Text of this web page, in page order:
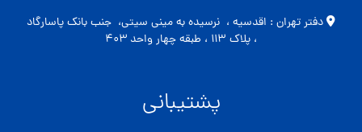
دفتر تهران : اقدسیه ، نرسیده به مینی سیتی، جنب بانک پاسارگاد
، پلاک ۱۱۳ ، طبقه چهار واحد ۴۰۳
پشتیبانی